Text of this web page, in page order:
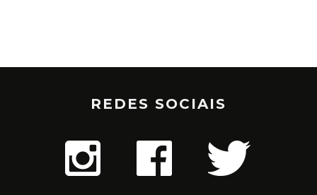
REDES SOCIAIS